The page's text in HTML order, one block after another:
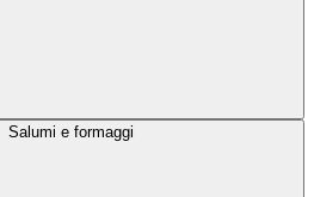
Salumi e formaggi